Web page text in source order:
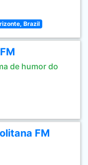
Brazil
de humor do
FM